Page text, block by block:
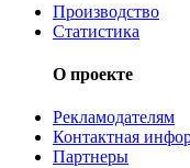
Производство
Статистика
О проекте
Рекламодателям
Контактная
Партнеры